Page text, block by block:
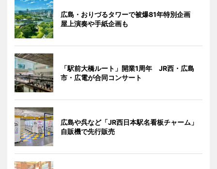
広島・おりづるタワーで被爆81年特別企画
屋上演奏や手紙企画も
「駅前大橋ルート」開業1周年 JR西・広島
市・広電が合同コンサート
広島や呉など「JR西日本駅名看板チャーム」
自販機で先行販売